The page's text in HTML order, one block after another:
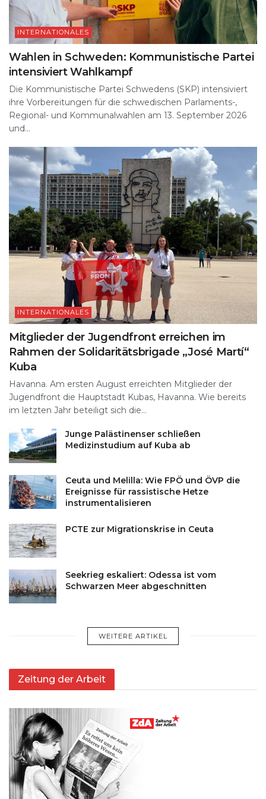
INTERNATIONALES
Wahlen in Schweden: Kommunistische Partei
intensiviert Wahlkampf
Die Kommunistische Partei Schwedens (SKP) intensiviert
ihre Vorbereitungen für die schwedischen Parlaments-,
Regional- und Kommunalwahlen am 13. September 2026
und...
INTERNATIONALES
Mitglieder der Jugendfront erreichen im
Rahmen der Solidaritätsbrigade „José Martí“
Kuba
Havanna. Am ersten August erreichten Mitglieder der
Jugendfront die Hauptstadt Kubas, Havanna. Wie bereits
im letzten Jahr beteiligt sich die...
Junge Palästinenser schließen
Medizinstudium auf Kuba ab
Ceuta und Melilla: Wie FPÖ und ÖVP die
Ereignisse für rassistische Hetze
instrumentalisieren
PCTE zur Migrationskrise in Ceuta
Seekrieg eskaliert: Odessa ist vom
Schwarzen Meer abgeschnitten
WEITERE ARTIKEL
Zeitung der Arbeit